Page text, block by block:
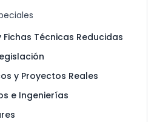
Técnicas Reducidas
y Proyectos Reales
e Ingenierías